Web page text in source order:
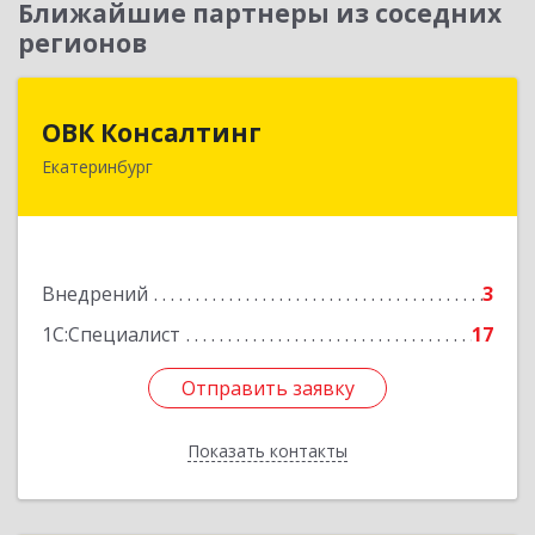
Ближайшие партнеры из соседних
регионов
ОВК Консалтинг
Екатеринбург
Внедрений
3
1С:Специалист
17
Отправить заявку
Показать контакты
620061, Свердловская обл, Екатеринбург г, Алая
Отправить заявку
Назад